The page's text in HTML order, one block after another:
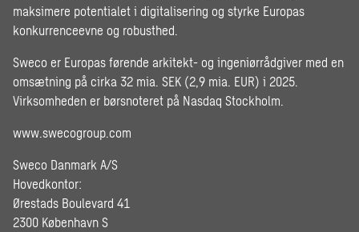
maksimere potentialet i digitalisering og styrke Europas
konkurrenceevne og robusthed.
Sweco er Europas førende arkitekt- og ingeniørrådgiver med en
omsætning på cirka 32 mia. SEK (2,9 mia. EUR) i 2025.
Virksomheden er børsnoteret på Nasdaq Stockholm.
www.swecogroup.com
Sweco Danmark A/S
Hovedkontor:
Ørestads Boulevard 41
2300 København S